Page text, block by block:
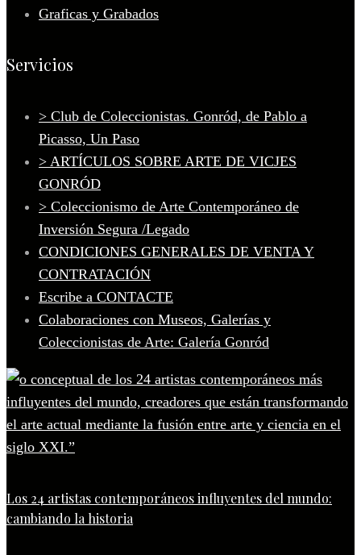
Graficas y Grabados
Servicios
> Club de Coleccionistas. Gonród, de Pablo a
Picasso, Un Paso
> ARTÍCULOS SOBRE ARTE DE VICJES
GONRÓD
> Coleccionismo de Arte Contemporáneo de
Inversión Segura /Legado
CONDICIONES GENERALES DE VENTA Y
CONTRATACIÓN
Escribe a CONTACTE
Colaboraciones con Museos, Galerías y
Coleccionistas de Arte: Galería Gonród
Los 24 artistas contemporáneos influyentes del mundo:
cambiando la historia